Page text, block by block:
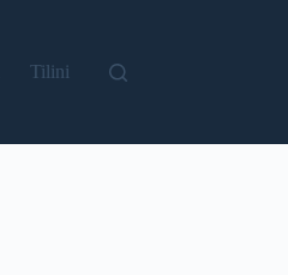
Tilini